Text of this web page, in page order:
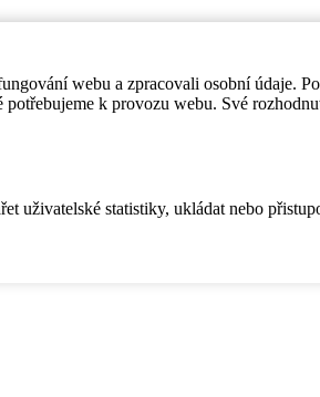
webu a zpracovali osobní údaje.
k provozu webu. Své
uživatelské statistiky, ukládat nebo